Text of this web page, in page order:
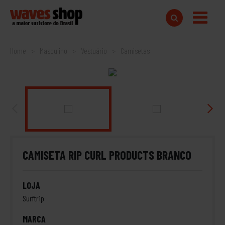
Home Camisetas
CAMISETA RIP CURL PRODUCTS BRANCO
LOJA
Surftrip
MARCA